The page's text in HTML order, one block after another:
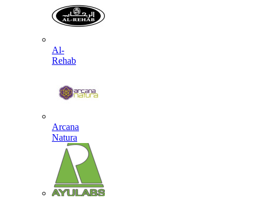
Al-
Rehab
Arcana
Natura